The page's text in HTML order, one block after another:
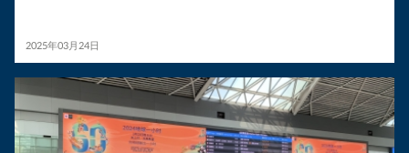
2025年03月24日